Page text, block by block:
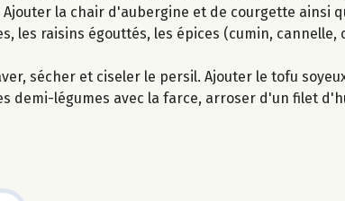
la chair d'aubergine et de courgette ainsi
les raisins égouttés, les épices (cumin,
sécher et ciseler le persil. Ajouter le tofu
demi-légumes avec la farce, arroser d'un filet